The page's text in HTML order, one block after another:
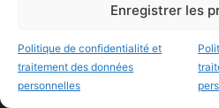
Enregistrer les
Politique de confidentialité et
traitement des données
personnelles
Sentier des lanternes
Newsletter gratuite